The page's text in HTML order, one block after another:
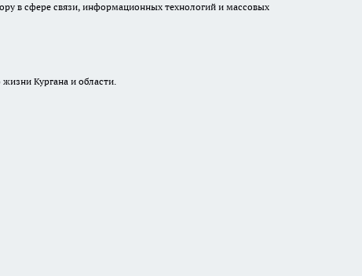
в сфере связи, информационных технологий и массовых
Кургана и области.